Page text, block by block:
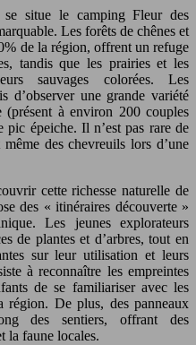
situe le camping Fleur des
Les forêts de chênes et
de la région, offrent un refuge
tandis que les prairies et les
sauvages colorées. Les
d’observer une grande variété
(présent à environ 200 couples
pic épeiche. Il n’est pas rare de
des chevreuils lors d’une
cette richesse naturelle de
des « itinéraires découverte »
Les jeunes explorateurs
de plantes et d’arbres, tout en
sur leur utilisation et leurs
à reconnaître les empreintes
de se familiariser avec les
région. De plus, des panneaux
des sentiers, offrant des
la faune locales.